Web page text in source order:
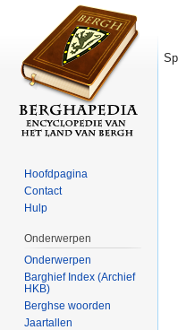
Hoofdpagina
Contact
Hulp
Onderwerpen
Onderwerpen
Barghief Index (Archief
HKB)
Berghse woorden
Jaartallen